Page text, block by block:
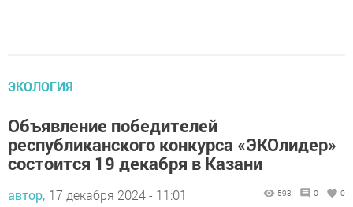
ЭКОЛОГИЯ
Объявление победителей
республиканского конкурса «ЭКОлидер»
состоится 19 декабря в Казани
автор, 17 декабря 2024 - 11:01 593 0 0